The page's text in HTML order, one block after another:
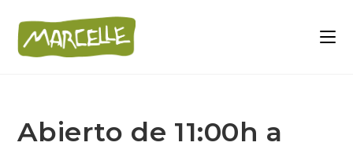
Abierto de 11:00h a